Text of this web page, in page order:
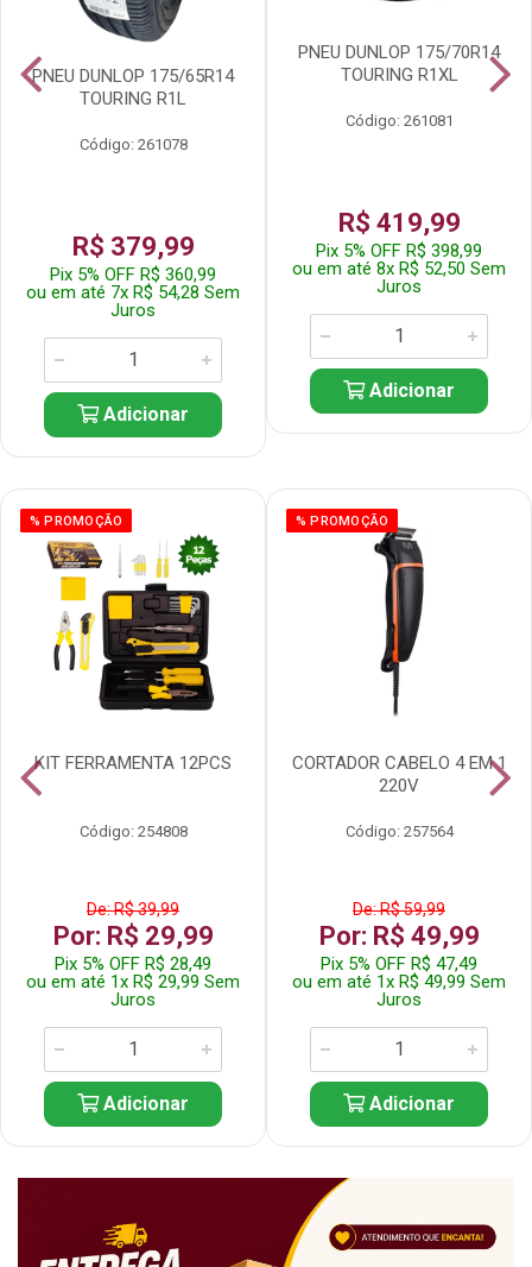
PNEU DUNLOP 175/65R14
TOURING R1L
Código: 261078
R$ 379,99
Pix 5% OFF R$ 360,99
ou em até 7x R$ 54,28 Sem
Juros
Adicionar
PNEU DUNLOP 175/70R14
TOURING R1XL
Código: 261081
R$ 419,99
Pix 5% OFF R$ 398,99
ou em até 8x R$ 52,50 Sem
Juros
Adicionar
% PROMOÇÃO
KIT FERRAMENTA 12PCS
Código: 254808
De: R$ 39,99
Por: R$ 29,99
Pix 5% OFF R$ 28,49
ou em até 1x R$ 29,99 Sem
Juros
Adicionar
% PROMOÇÃO
CORTADOR CABELO 4 EM 1
220V
Código: 257564
De: R$ 59,99
Por: R$ 49,99
Pix 5% OFF R$ 47,49
ou em até 1x R$ 49,99 Sem
Juros
Adicionar